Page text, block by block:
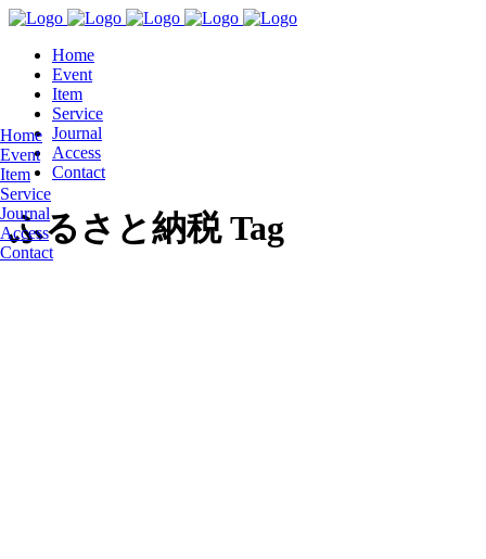
Home
Event
Item
Service
Journal
Access
Contact
Home
Event
Item
Service
Journal
Access
Contact
ふるさと納税 Tag